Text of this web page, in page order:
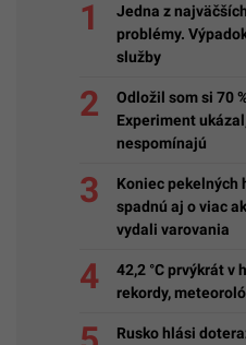
Jedna z
problémy.
služby
Odložil som si 70
Experiment
nespomínajú
Koniec pekelných
spadnú aj o viac
vydali varovania
42,2 °C prvýkrát
rekordy,
Rusko hlási